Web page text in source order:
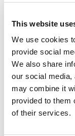
This website
We use cookies
provide social
We also share
our social media,
may combine it
provided to them
of their services.
APPLICATORI
Accedi
Nella nostra